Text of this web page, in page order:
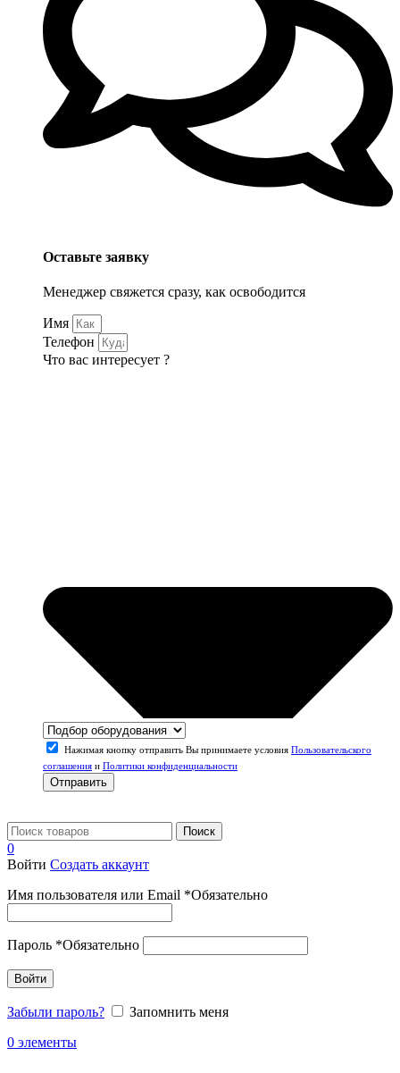
Оставьте заявку
Менеджер свяжется сразу, как освободится
Имя
Телефон
Что вас интересует ?
Нажимая кнопку отправить Вы принимаете условия Пользовательского
соглашения и Политики конфиденциальности
Отправить
Поиск
0
Войти Создать аккаунт
Имя пользователя или Email *Обязательно
Пароль *Обязательно
Войти
Забыли пароль?
Запомнить меня
0 элементы